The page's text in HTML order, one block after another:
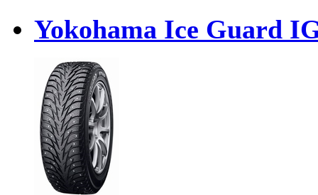
Yokohama Ice Guard